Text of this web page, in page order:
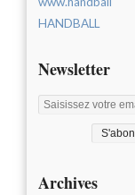
HANDBALL
Newsletter
Archives